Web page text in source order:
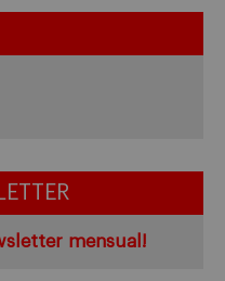
mensual!